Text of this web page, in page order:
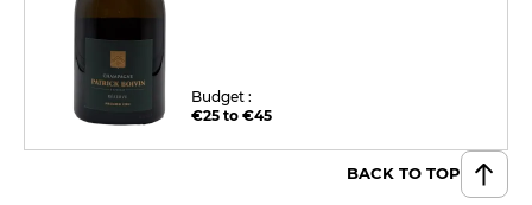
Budget :
€25 to €45
BACK TO TOP